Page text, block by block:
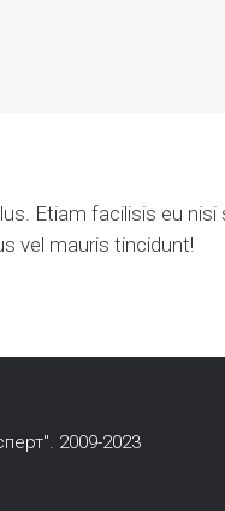
Etiam facilisis eu
vel mauris tincidunt!
2009-2023